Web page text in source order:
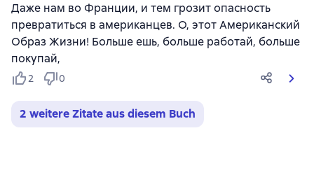
Даже нам во Франции, и тем грозит опасность
превратиться в американцев. О, этот Американский
Образ Жизни! Больше ешь, больше работай, больше
покупай,
2 0
2 weitere Zitate aus diesem Buch